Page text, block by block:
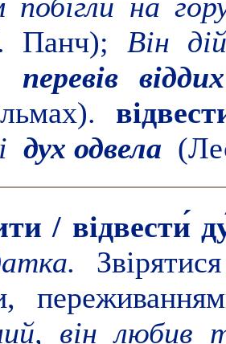
Панч); Він
перевів
дух одвела
/ відвести́
він любив